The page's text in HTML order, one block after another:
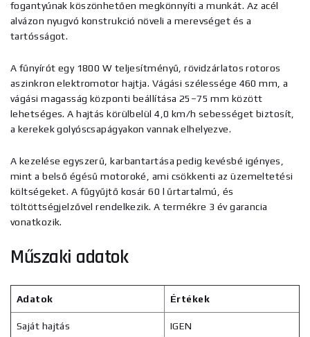
fogantyúnak köszönhetően megkönnyíti a munkát. Az acél
alvázon nyugvó konstrukció növeli a merevséget és a
tartósságot.
A fűnyírót egy 1800 W teljesítményű, rövidzárlatos rotoros
aszinkron elektromotor hajtja. Vágási szélessége 460 mm, a
vágási magasság központi beállítása 25–75 mm között
lehetséges. A hajtás körülbelül 4,0 km/h sebességet biztosít,
a kerekek golyóscsapágyakon vannak elhelyezve.
A kezelése egyszerű, karbantartása pedig kevésbé igényes,
mint a belső égésű motoroké, ami csökkenti az üzemeltetési
költségeket. A fűgyűjtő kosár 60 l űrtartalmú, és
töltöttségjelzővel rendelkezik. A termékre 3 év garancia
vonatkozik.
Műszaki adatok
Adatok Értékek
Saját hajtás IGEN